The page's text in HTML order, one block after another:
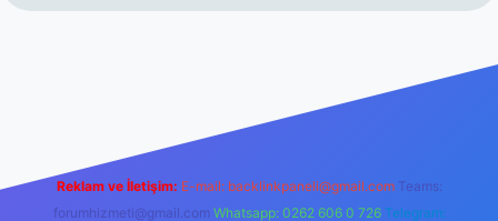
Reklam ve İletişim: E-mail: backlinkpaneli@gmail.com Teams:
forumhizmeti@gmail.com Whatsapp: 0262 606 0 726 Telegram: